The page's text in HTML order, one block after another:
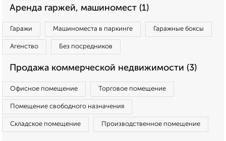
Аренда гаржей, машиномест (1)
Гаражи Машиноместа в паркинге Гаражные боксы
Агенство Без посредников
Продажа коммерческой недвижимости (3)
Офисное помещение Торговое помещение
Помещение свободного назначения
Складское помещение Производственное помещение